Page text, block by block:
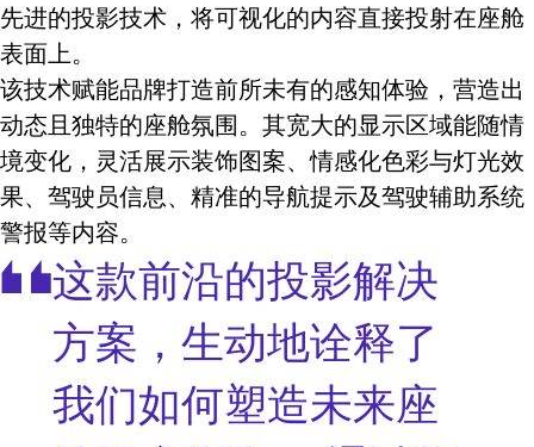
先进的投影技术，将可视化的内容直接投射在座舱
表面上。
该技术赋能品牌打造前所未有的感知体验，营造出
动态且独特的座舱氛围。其宽大的显示区域能随情
境变化，灵活展示装饰图案、情感化色彩与灯光效
果、驾驶员信息、精准的导航提示及驾驶辅助系统
警报等内容。
这款前沿的投影解决
方案，生动地诠释了
我们如何塑造未来座